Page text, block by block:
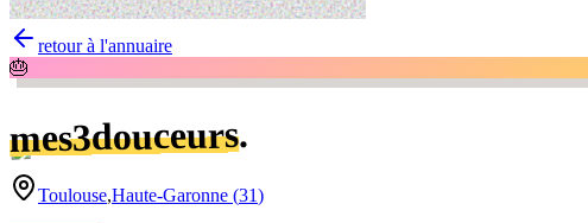
retour à l'annuaire
🎂
mes3douceurs.
Toulouse,Haute-Garonne (31)